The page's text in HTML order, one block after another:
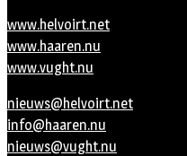
www.helvoirt.net
www.haaren.nu
www.vught.nu
nieuws@helvoirt.net
info@haaren.nu
nieuws@vught.nu